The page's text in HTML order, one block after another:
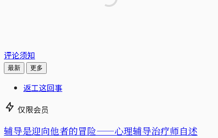
评论须知
最新 更多
返工这回事
仅限会员
辅导是迎向他者的冒险——心理辅导治疗师自述